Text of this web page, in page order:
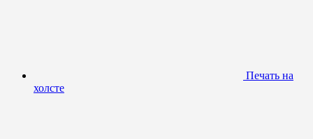
Печать на
холсте